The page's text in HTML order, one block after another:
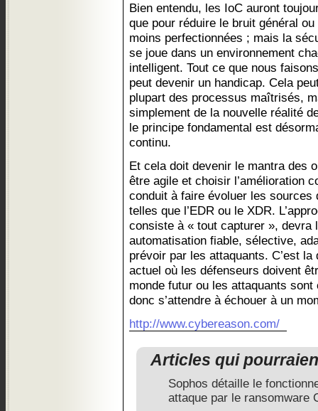
Bien entendu, les IoC auront
que pour réduire le bruit général
moins perfectionnées ; mais la
se joue dans un environnement
intelligent. Tout ce que nous
peut devenir un handicap. Cela
plupart des processus maîtrisés,
simplement de la nouvelle réalité
le principe fondamental est
continu.
Et cela doit devenir le mantra des
être agile et choisir l’amélioration
conduit à faire évoluer les sources
telles que l’EDR ou le XDR.
consiste à « tout capturer », devra
automatisation fiable, sélective,
prévoir par les attaquants. C’est
actuel où les défenseurs doivent
monde futur ou les attaquants
donc s’attendre à échouer à un
http://www.cybereason.com/
Articles qui
Sophos détaille le
attaque par le ransomware